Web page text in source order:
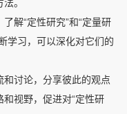
。
解“定性研究”和“定量研
学习，可以深化对它们的
讨论，分享彼此的观点
视野，促进对“定性研